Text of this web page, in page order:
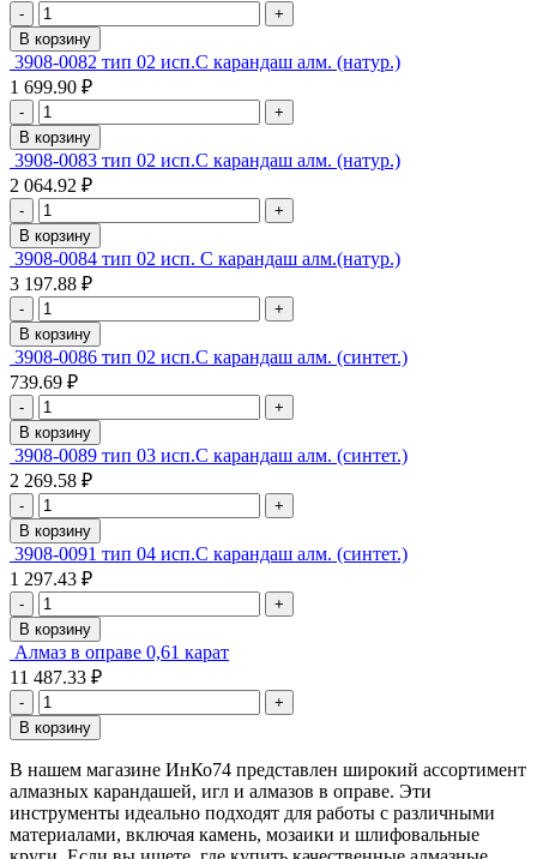
-
+
В корзину
3908-0082 тип 02 исп.С карандаш алм. (натур.)
1 699.90 ₽
-
+
В корзину
3908-0083 тип 02 исп.С карандаш алм. (натур.)
2 064.92 ₽
-
+
В корзину
3908-0084 тип 02 исп. С карандаш алм.(натур.)
3 197.88 ₽
-
+
В корзину
3908-0086 тип 02 исп.С карандаш алм. (синтет.)
739.69 ₽
-
+
В корзину
3908-0089 тип 03 исп.С карандаш алм. (синтет.)
2 269.58 ₽
-
+
В корзину
3908-0091 тип 04 исп.С карандаш алм. (синтет.)
1 297.43 ₽
-
+
В корзину
Алмаз в оправе 0,61 карат
11 487.33 ₽
-
+
В корзину
В нашем магазине ИнКо74 представлен широкий ассортимент
алмазных карандашей, игл и алмазов в оправе. Эти
инструменты идеально подходят для работы с различными
материалами, включая камень, мозаики и шлифовальные